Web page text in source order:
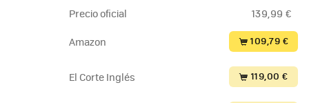
Precio oficial 139,99 €
Amazon 109,79 €
El Corte Inglés 119,00 €